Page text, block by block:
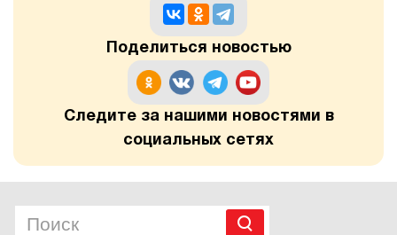
Поделиться новостью
Следите за нашими новостями в
социальных сетях